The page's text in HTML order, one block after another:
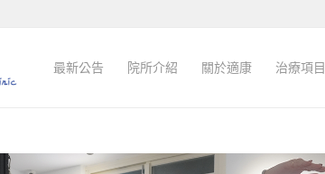
最新公告 院所介紹 關於適康 治療項目